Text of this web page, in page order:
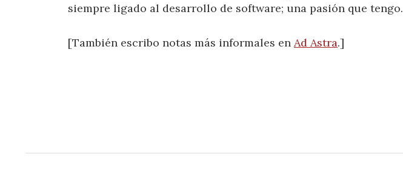
siempre ligado al desarrollo de software; una pasión que tengo.
[También escribo notas más informales en Ad Astra.]